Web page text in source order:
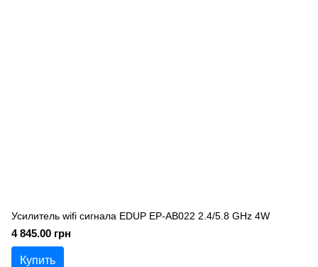
Усилитель wifi сигнала EDUP EP-AB022 2.4/5.8 GHz 4W
4 845.00 грн
Купить